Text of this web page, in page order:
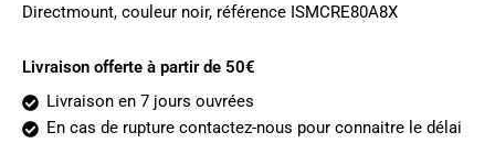
chaine
Directmount, couleur noir, référence ISMCRE80A8X
Livraison offerte à partir de 50€
Livraison en 7 jours ouvrées
En cas de rupture contactez-nous pour connaitre le délai